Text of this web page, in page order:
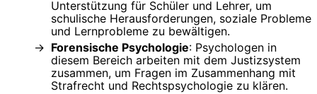
Unterstützung für Schüler und Lehrer, um
schulische Herausforderungen, soziale Probleme
und Lernprobleme zu bewältigen.
Forensische Psychologie: Psychologen in
diesem Bereich arbeiten mit dem Justizsystem
zusammen, um Fragen im Zusammenhang mit
Strafrecht und Rechtspsychologie zu klären.